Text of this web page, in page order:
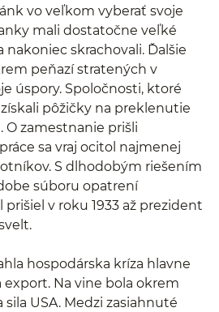
vo veľkom vyberať svoje
mali dostatočne veľké
nakoniec skrachovali. Ďalšie
peňazí stratených v
úspory. Spoločnosti, ktoré
pôžičky na preklenutie
O zamestnanie prišli
sa vraj ocitol najmenej
S dlhodobým riešením
súboru opatrení
prišiel v roku 1933 až prezident
hospodárska kríza hlavne
Na vine bola okrem
USA. Medzi zasiahnuté